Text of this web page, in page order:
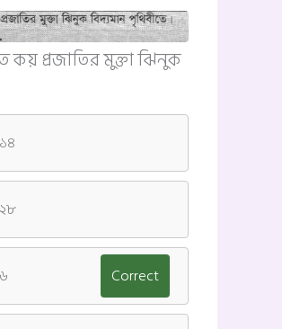
কয় প্রজাতির মুক্তা ঝিনুক
১৪
২৮
৬ Correct